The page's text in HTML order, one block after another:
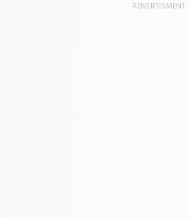
ADVERTISMENT